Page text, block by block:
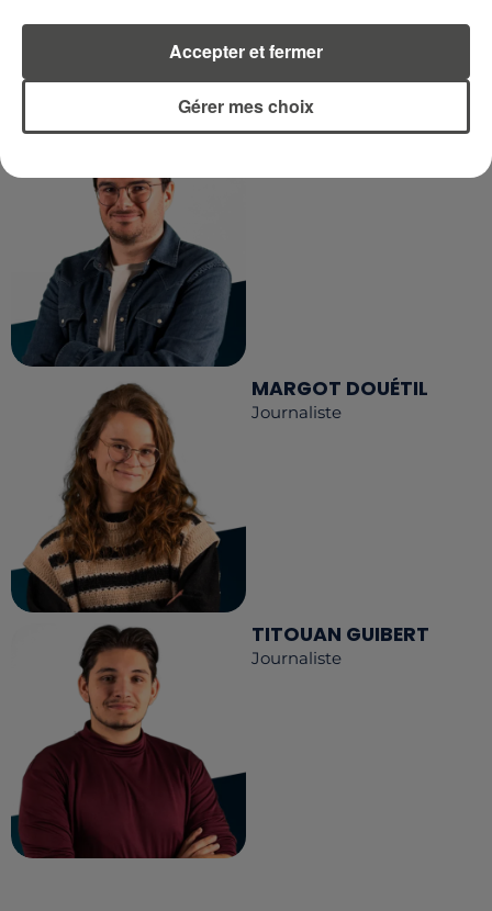
LA RÉDACTION
RCA
Voir toute l'équipe RCA
DIMITRI COUTAND
MARGOT DOUÉTIL
Journaliste
TITOUAN GUIBERT
Journaliste
Gérer mes choix
Accepter et fermer